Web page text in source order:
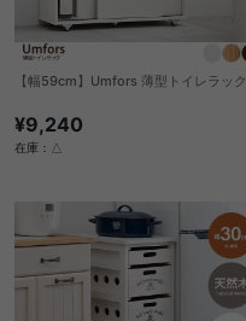
【幅59cm】Umfors 薄型トイレラック
¥9,240
在庫：△